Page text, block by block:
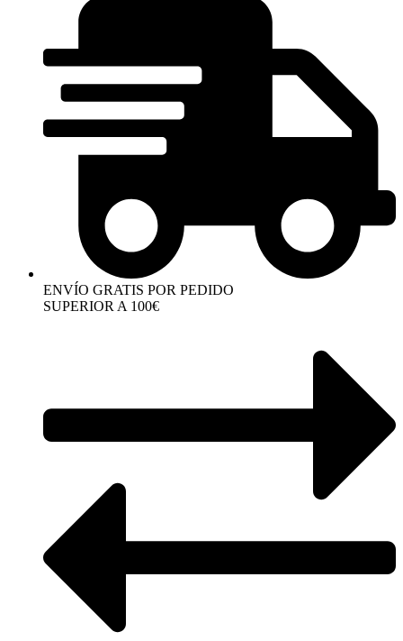
ENVÍO GRATIS POR PEDIDO
SUPERIOR A 100€